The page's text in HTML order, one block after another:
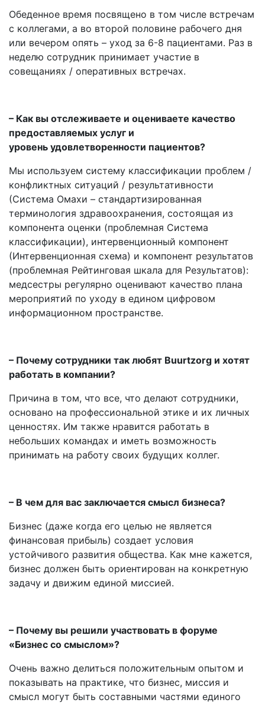
Обеденное время посвящено в том числе встречам
с коллегами, а во второй половине рабочего дня
или вечером опять – уход за 6-8 пациентами. Раз в
неделю сотрудник принимает участие в
совещаниях / оперативных встречах.
– Как вы отслеживаете и оцениваете качество
предоставляемых услуг и
уровень удовлетворенности пациентов?
Мы используем систему классификации проблем /
конфликтных ситуаций / результативности
(Система Омахи – стандартизированная
терминология здравоохранения, состоящая из
компонента оценки (проблемная Система
классификации), интервенционный компонент
(Интервенционная схема) и компонент результатов
(проблемная Рейтинговая шкала для Результатов):
медсестры регулярно оценивают качество плана
мероприятий по уходу в едином цифровом
информационном пространстве.
– Почему сотрудники так любят Buurtzorg и хотят
работать в компании?
Причина в том, что все, что делают сотрудники,
основано на профессиональной этике и их личных
ценностях. Им также нравится работать в
небольших командах и иметь возможность
принимать на работу своих будущих коллег.
– В чем для вас заключается смысл бизнеса?
Бизнес (даже когда его целью не является
финансовая прибыль) создает условия
устойчивого развития общества. Как мне кажется,
бизнес должен быть ориентирован на конкретную
задачу и движим единой миссией.
– Почему вы решили участвовать в форуме
«Бизнес со смыслом»?
Очень важно делиться положительным опытом и
показывать на практике, что бизнес, миссия и
смысл могут быть составными частями единого